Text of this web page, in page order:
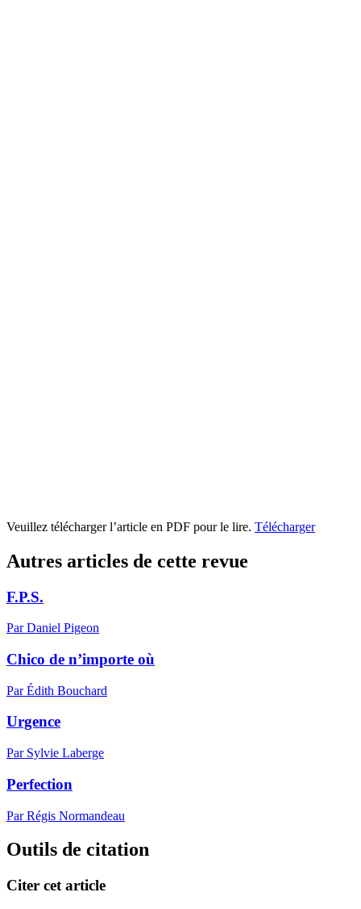
Veuillez télécharger l’article en PDF pour le lire. Télécharger
Autres articles de cette revue
F.P.S.
Par Daniel Pigeon
Chico de n’importe où
Par Édith Bouchard
Urgence
Par Sylvie Laberge
Perfection
Par Régis Normandeau
Outils de citation
Citer cet article